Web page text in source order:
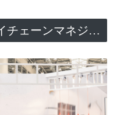
サプライチェーンマネジメント